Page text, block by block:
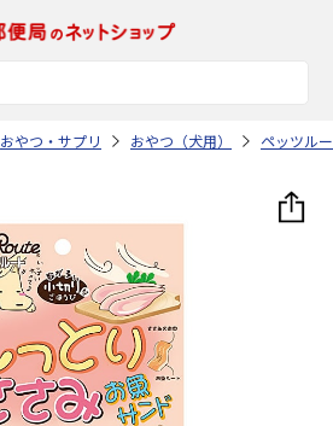
おやつ・サプリ おやつ（犬用） ペッツル